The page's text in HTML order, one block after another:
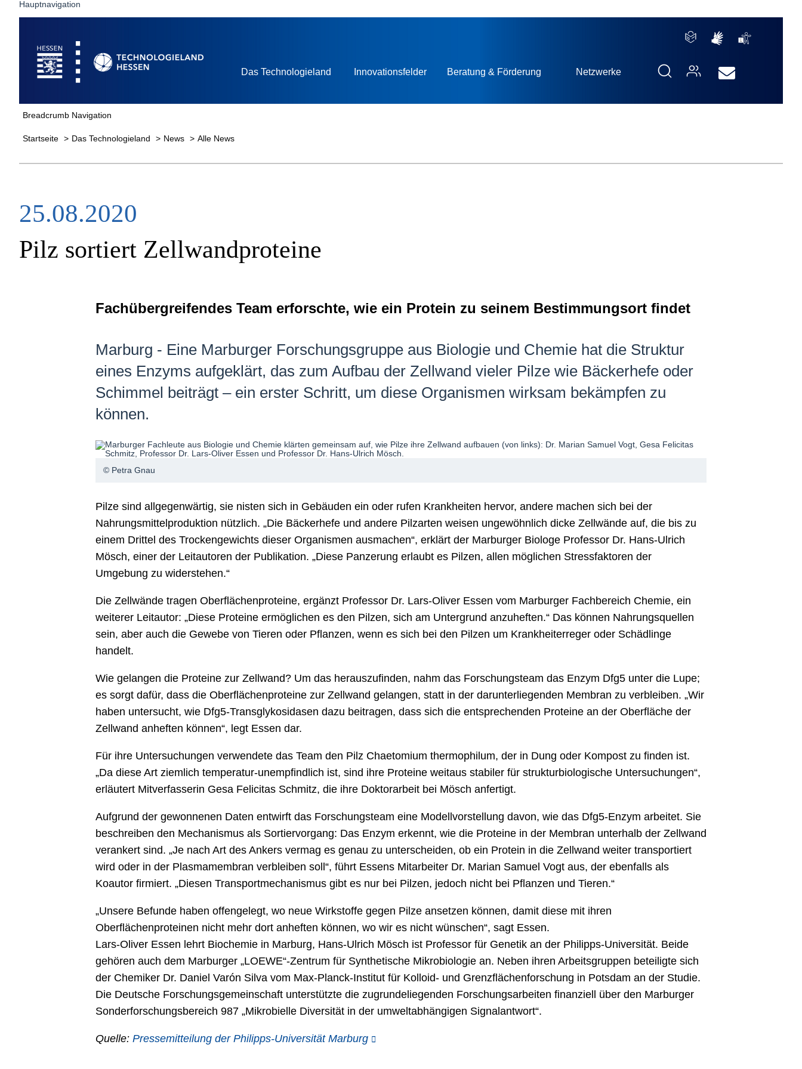
Hauptnavigation
Startseite
Das Technologieland Innovationsfelder Beratung & Förderung Netzwerke
Breadcrumb Navigation
Startseite Das Technologieland News Alle News
25.08.2020
Pilz sortiert Zellwandproteine
Fachübergreifendes Team erforschte, wie ein Protein zu seinem Bestimmungsort findet
Marburg - Eine Marburger Forschungsgruppe aus Biologie und Chemie hat die Struktur
eines Enzyms aufgeklärt, das zum Aufbau der Zellwand vieler Pilze wie Bäckerhefe oder
Schimmel beiträgt – ein erster Schritt, um diese Organismen wirksam bekämpfen zu
können.
© Petra Gnau
Pilze sind allgegenwärtig, sie nisten sich in Gebäuden ein oder rufen Krankheiten hervor, andere machen sich bei der
Nahrungsmittelproduktion nützlich. „Die Bäckerhefe und andere Pilzarten weisen ungewöhnlich dicke Zellwände auf, die bis zu
einem Drittel des Trockengewichts dieser Organismen ausmachen“, erklärt der Marburger Biologe Professor Dr. Hans-Ulrich
Mösch, einer der Leitautoren der Publikation. „Diese Panzerung erlaubt es Pilzen, allen möglichen Stressfaktoren der
Umgebung zu widerstehen.“
Die Zellwände tragen Oberflächenproteine, ergänzt Professor Dr. Lars-Oliver Essen vom Marburger Fachbereich Chemie, ein
weiterer Leitautor: „Diese Proteine ermöglichen es den Pilzen, sich am Untergrund anzuheften.“ Das können Nahrungsquellen
sein, aber auch die Gewebe von Tieren oder Pflanzen, wenn es sich bei den Pilzen um Krankheiterreger oder Schädlinge
handelt.
Wie gelangen die Proteine zur Zellwand? Um das herauszufinden, nahm das Forschungsteam das Enzym Dfg5 unter die Lupe;
es sorgt dafür, dass die Oberflächenproteine zur Zellwand gelangen, statt in der darunterliegenden Membran zu verbleiben. „Wir
haben untersucht, wie Dfg5-Transglykosidasen dazu beitragen, dass sich die entsprechenden Proteine an der Oberfläche der
Zellwand anheften können“, legt Essen dar.
Für ihre Untersuchungen verwendete das Team den Pilz Chaetomium thermophilum, der in Dung oder Kompost zu finden ist.
„Da diese Art ziemlich temperatur-unempfindlich ist, sind ihre Proteine weitaus stabiler für strukturbiologische Untersuchungen“,
erläutert Mitverfasserin Gesa Felicitas Schmitz, die ihre Doktorarbeit bei Mösch anfertigt.
Aufgrund der gewonnenen Daten entwirft das Forschungsteam eine Modellvorstellung davon, wie das Dfg5-Enzym arbeitet. Sie
beschreiben den Mechanismus als Sortiervorgang: Das Enzym erkennt, wie die Proteine in der Membran unterhalb der Zellwand
verankert sind. „Je nach Art des Ankers vermag es genau zu unterscheiden, ob ein Protein in die Zellwand weiter transportiert
wird oder in der Plasmamembran verbleiben soll“, führt Essens Mitarbeiter Dr. Marian Samuel Vogt aus, der ebenfalls als
Koautor firmiert. „Diesen Transportmechanismus gibt es nur bei Pilzen, jedoch nicht bei Pflanzen und Tieren.“
„Unsere Befunde haben offengelegt, wo neue Wirkstoffe gegen Pilze ansetzen können, damit diese mit ihren
Oberflächenproteinen nicht mehr dort anheften können, wo wir es nicht wünschen“, sagt Essen.
Lars-Oliver Essen lehrt Biochemie in Marburg, Hans-Ulrich Mösch ist Professor für Genetik an der Philipps-Universität. Beide
gehören auch dem Marburger „LOEWE“-Zentrum für Synthetische Mikrobiologie an. Neben ihren Arbeitsgruppen beteiligte sich
der Chemiker Dr. Daniel Varón Silva vom Max-Planck-Institut für Kolloid- und Grenzflächenforschung in Potsdam an der Studie.
Die Deutsche Forschungsgemeinschaft unterstützte die zugrundeliegenden Forschungsarbeiten finanziell über den Marburger
Sonderforschungsbereich 987 „Mikrobielle Diversität in der umweltabhängigen Signalantwort“.
Quelle: Pressemitteilung der Philipps-Universität Marburg